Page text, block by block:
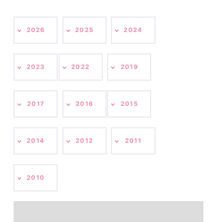
2026 2025 2024
2023 2022 2019
2017 2016 2015
2014 2012 2011
2010